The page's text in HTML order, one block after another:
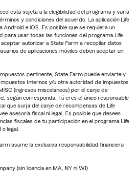
está sujeta a la elegibilidad del programa y varía
y condiciones del acuerdo. La aplicación Life
Android e iOS. Es posible que se requiera un
para usar todas las funciones del programa Life
aceptar autorizar a State Farm a recopilar datos
de aplicaciones móviles deben aceptar un
pertinente, State Farm puede enviarte y
Internos y/u otra autoridad de impuestos
(ingresos misceláneos) por el canje de
según corresponda. Tú eres el único responsable
que surja del canje de recompensas de Life
asesoría fiscal ni legal. Es posible que desees
fiscales de tu participación en el programa Life
legal.
asume la exclusiva responsabilidad financiera
(sin licencia en MA, NY ni WI)